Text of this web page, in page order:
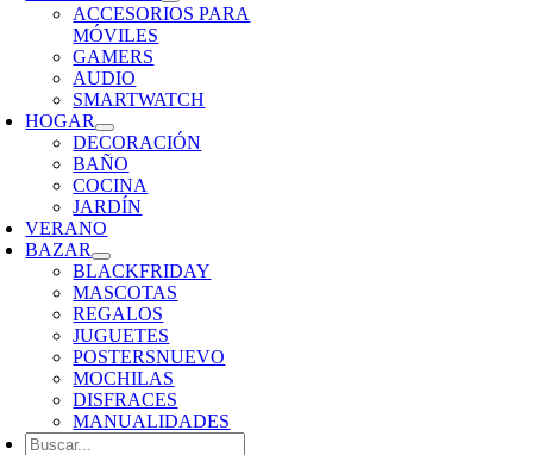
ACCESORIOS PARA
MÓVILES
GAMERS
AUDIO
SMARTWATCH
HOGAR
DECORACIÓN
BAÑO
COCINA
JARDÍN
VERANO
BAZAR
BLACKFRIDAY
MASCOTAS
REGALOS
JUGUETES
POSTERSNUEVO
MOCHILAS
DISFRACES
MANUALIDADES
Buscar: